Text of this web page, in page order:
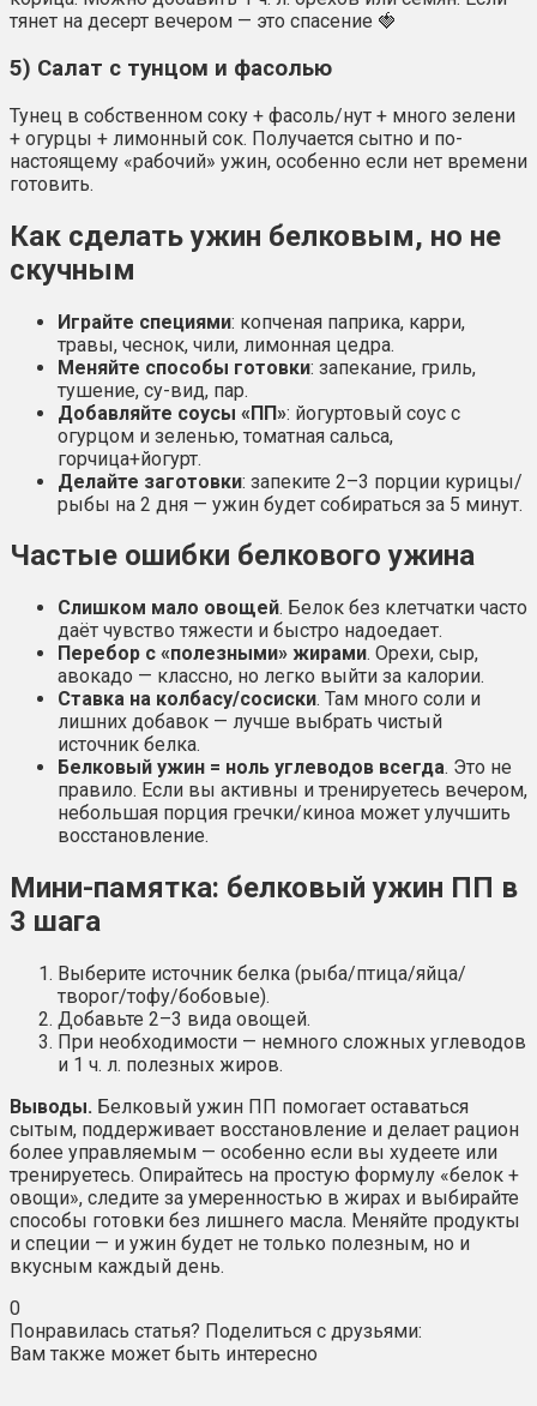
тянет на десерт вечером — это спасение 🍓
5) Салат с тунцом и фасолью
Тунец в собственном соку + фасоль/нут + много зелени
+ огурцы + лимонный сок. Получается сытно и по-
настоящему «рабочий» ужин, особенно если нет времени
готовить.
Как сделать ужин белковым, но не
скучным
Играйте специями: копченая паприка, карри,
травы, чеснок, чили, лимонная цедра.
Меняйте способы готовки: запекание, гриль,
тушение, су-вид, пар.
Добавляйте соусы «ПП»: йогуртовый соус с
огурцом и зеленью, томатная сальса,
горчица+йогурт.
Делайте заготовки: запеките 2–3 порции курицы/
рыбы на 2 дня — ужин будет собираться за 5 минут.
Частые ошибки белкового ужина
Слишком мало овощей. Белок без клетчатки часто
даёт чувство тяжести и быстро надоедает.
Перебор с «полезными» жирами. Орехи, сыр,
авокадо — классно, но легко выйти за калории.
Ставка на колбасу/сосиски. Там много соли и
лишних добавок — лучше выбрать чистый
источник белка.
Белковый ужин = ноль углеводов всегда. Это не
правило. Если вы активны и тренируетесь вечером,
небольшая порция гречки/киноа может улучшить
восстановление.
Мини-памятка: белковый ужин ПП в
3 шага
Выберите источник белка (рыба/птица/яйца/
творог/тофу/бобовые).
Добавьте 2–3 вида овощей.
При необходимости — немного сложных углеводов
и 1 ч. л. полезных жиров.
Выводы. Белковый ужин ПП помогает оставаться
сытым, поддерживает восстановление и делает рацион
более управляемым — особенно если вы худеете или
тренируетесь. Опирайтесь на простую формулу «белок +
овощи», следите за умеренностью в жирах и выбирайте
способы готовки без лишнего масла. Меняйте продукты
и специи — и ужин будет не только полезным, но и
вкусным каждый день.
0
Понравилась статья? Поделиться с друзьями:
Вам также может быть интересно